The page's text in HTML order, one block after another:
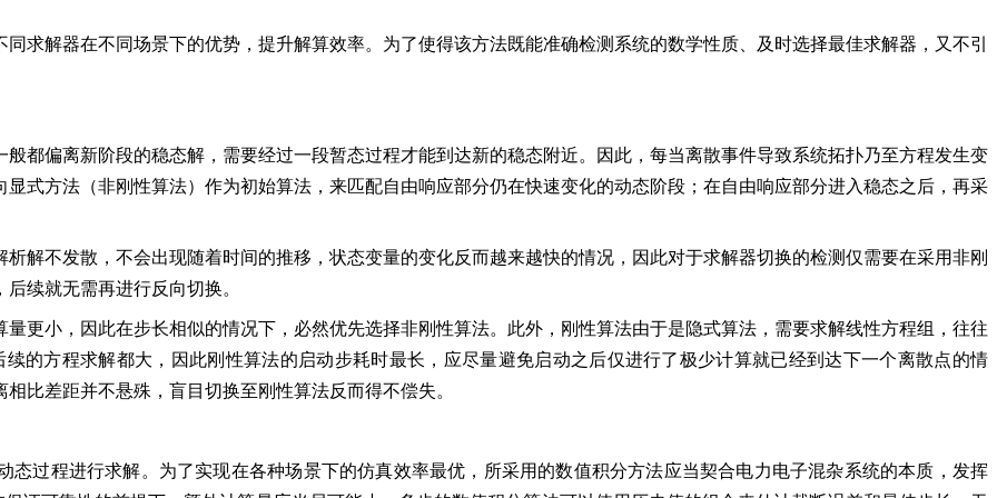
求解器在不同场景下的优势，提升解算效率。为了使得该方法既能准确检测系统的数学性质、及时选择最佳求解器，又不引
都偏离新阶段的稳态解，需要经过一段暂态过程才能到达新的稳态附近。因此，每当离散事件导致系统拓扑乃至方程发生变
式方法（非刚性算法）作为初始算法，来匹配自由响应部分仍在快速变化的动态阶段；在自由响应部分进入稳态之后，再采
解不发散，不会出现随着时间的推移，状态变量的变化反而越来越快的情况，因此对于求解器切换的检测仅需要在采用非刚
续就无需再进行反向切换。
更小，因此在步长相似的情况下，必然优先选择非刚性算法。此外，刚性算法由于是隐式算法，需要求解线性方程组，往往
的方程求解都大，因此刚性算法的启动步耗时最长，应尽量避免启动之后仅进行了极少计算就已经到达下一个离散点的情
比差距并不悬殊，盲目切换至刚性算法反而得不偿失。
态过程进行求解。为了实现在各种场景下的仿真效率最优，所采用的数值积分方法应当契合电力电子混杂系统的本质，发挥